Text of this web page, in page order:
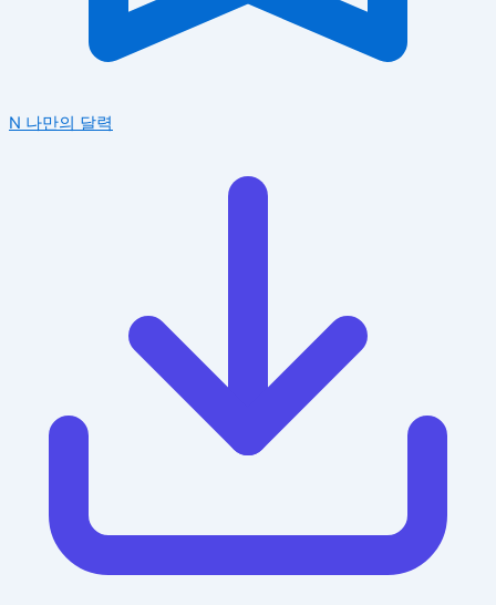
N 나만의 달력